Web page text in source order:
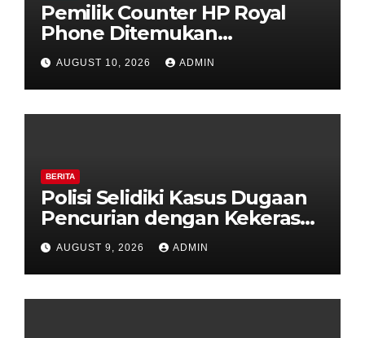
Pemilik Counter HP Royal
Phone Ditemukan
Meninggal di Dalam Mobil di
Grobogan, Polisi Dalami
Keterkaitan dengan Kasus
Pencurian.
AUGUST 10, 2026 ADMIN
BERITA
Polisi Selidiki Kasus Dugaan
Pencurian dengan Kekerasan
di Counter HP Royal Phone
Ambarawa.
AUGUST 9, 2026 ADMIN